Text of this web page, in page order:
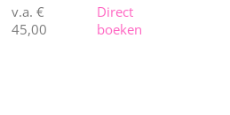
v.a. €
45,00
Direct
boeken